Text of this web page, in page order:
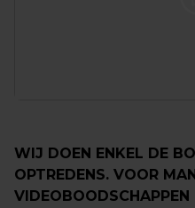
WIJ DOEN ENKEL DE
OPTREDENS. VOOR
VIDEOBOODSCHAPPEN